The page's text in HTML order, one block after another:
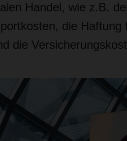
Handel, wie z.B.
die
die